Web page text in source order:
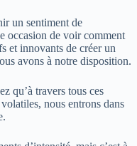
un sentiment de
occasion de voir comment
et innovants de créer un
avons à notre disposition.
qu’à travers tous ces
nous entrons dans